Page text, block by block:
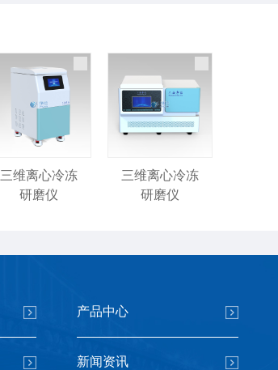
三维离心冷冻
研磨仪
三维离心冷冻
研磨仪
全自动浸入式
冻台冷冻研磨
产品中心
新闻资讯